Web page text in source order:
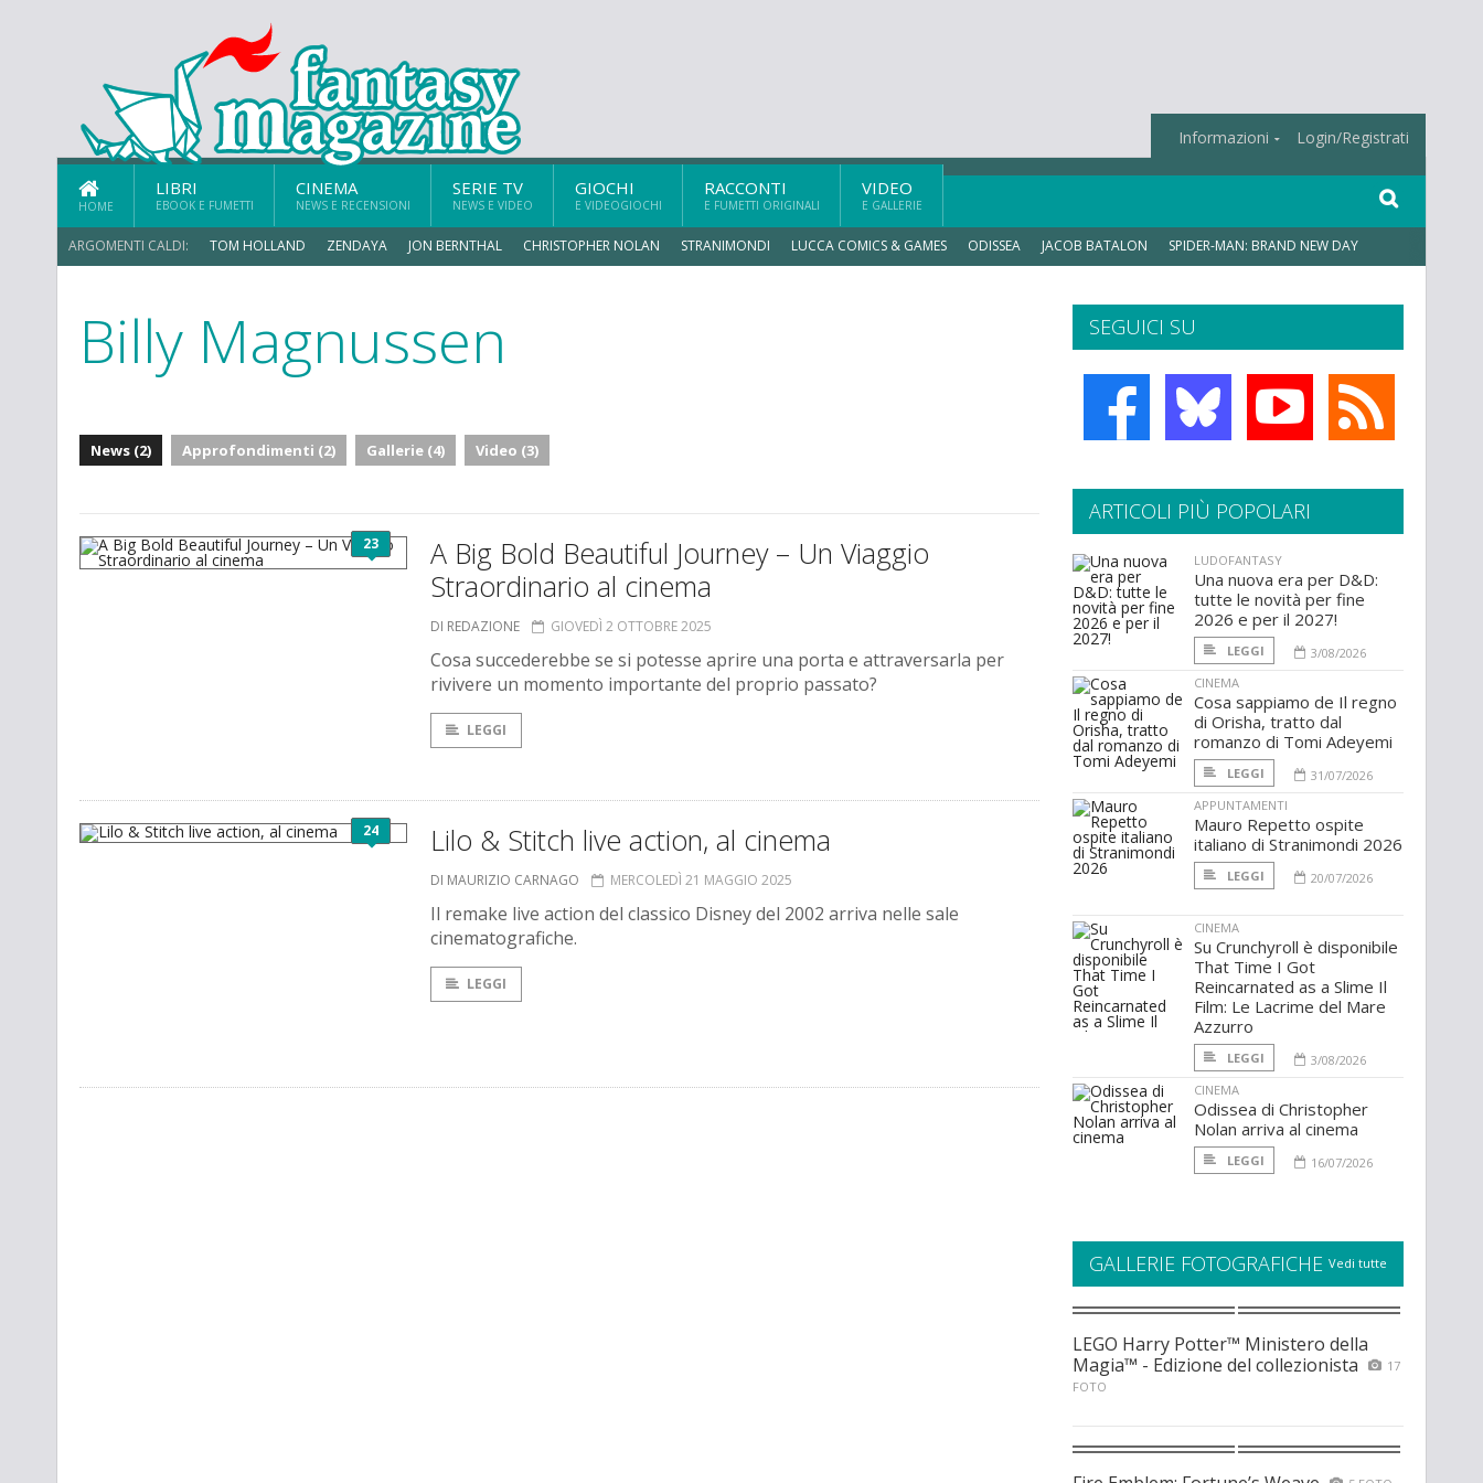
Informazioni Login/Registrati
HOME
LIBRI
EBOOK E FUMETTI
CINEMA
NEWS E RECENSIONI
SERIE TV
NEWS E VIDEO
GIOCHI
E VIDEOGIOCHI
RACCONTI
E FUMETTI ORIGINALI
VIDEO
E GALLERIE
ARGOMENTI CALDI: TOM HOLLAND ZENDAYA JON BERNTHAL CHRISTOPHER NOLAN STRANIMONDI LUCCA COMICS & GAMES ODISSEA JACOB BATALON SPIDER-MAN: BRAND NEW DAY
MICHAEL MANDO
Billy Magnussen
News (2) Approfondimenti (2) Gallerie (4) Video (3)
23
A Big Bold Beautiful Journey – Un Viaggio
Straordinario al cinema
DI REDAZIONE GIOVEDÌ 2 OTTOBRE 2025
Cosa succederebbe se si potesse aprire una porta e attraversarla per
rivivere un momento importante del proprio passato?
LEGGI
24 Lilo & Stitch live action, al cinema
DI MAURIZIO CARNAGO MERCOLEDÌ 21 MAGGIO 2025
Il remake live action del classico Disney del 2002 arriva nelle sale
cinematografiche.
LEGGI
SEGUICI SU
ARTICOLI PIÙ POPOLARI
LUDOFANTASY
Una nuova era per D&D:
tutte le novità per fine
2026 e per il 2027!
LEGGI
3/08/2026
CINEMA
Cosa sappiamo de Il regno
di Orisha, tratto dal
romanzo di Tomi Adeyemi
LEGGI
31/07/2026
APPUNTAMENTI
Mauro Repetto ospite
italiano di Stranimondi 2026
LEGGI 20/07/2026
CINEMA
Su Crunchyroll è disponibile
That Time I Got
Reincarnated as a Slime Il
Film: Le Lacrime del Mare
Azzurro
LEGGI
3/08/2026
CINEMA
Odissea di Christopher
Nolan arriva al cinema
LEGGI 16/07/2026
GALLERIE FOTOGRAFICHE Vedi tutte
LEGO Harry Potter™ Ministero della
Magia™ - Edizione del collezionista
17
FOTO